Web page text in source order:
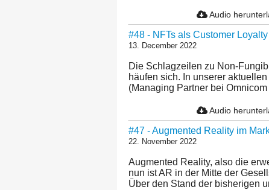
Audio
#48 - NFTs als Customer
13. December 2022
Die Schlagzeilen zu Non-
häufen sich. In unserer
(Managing Partner bei
Audio
#47 - Augmented Reality im
22. November 2022
Augmented Reality, also die
nun ist AR in der Mitte der
Über den Stand der bisherigen